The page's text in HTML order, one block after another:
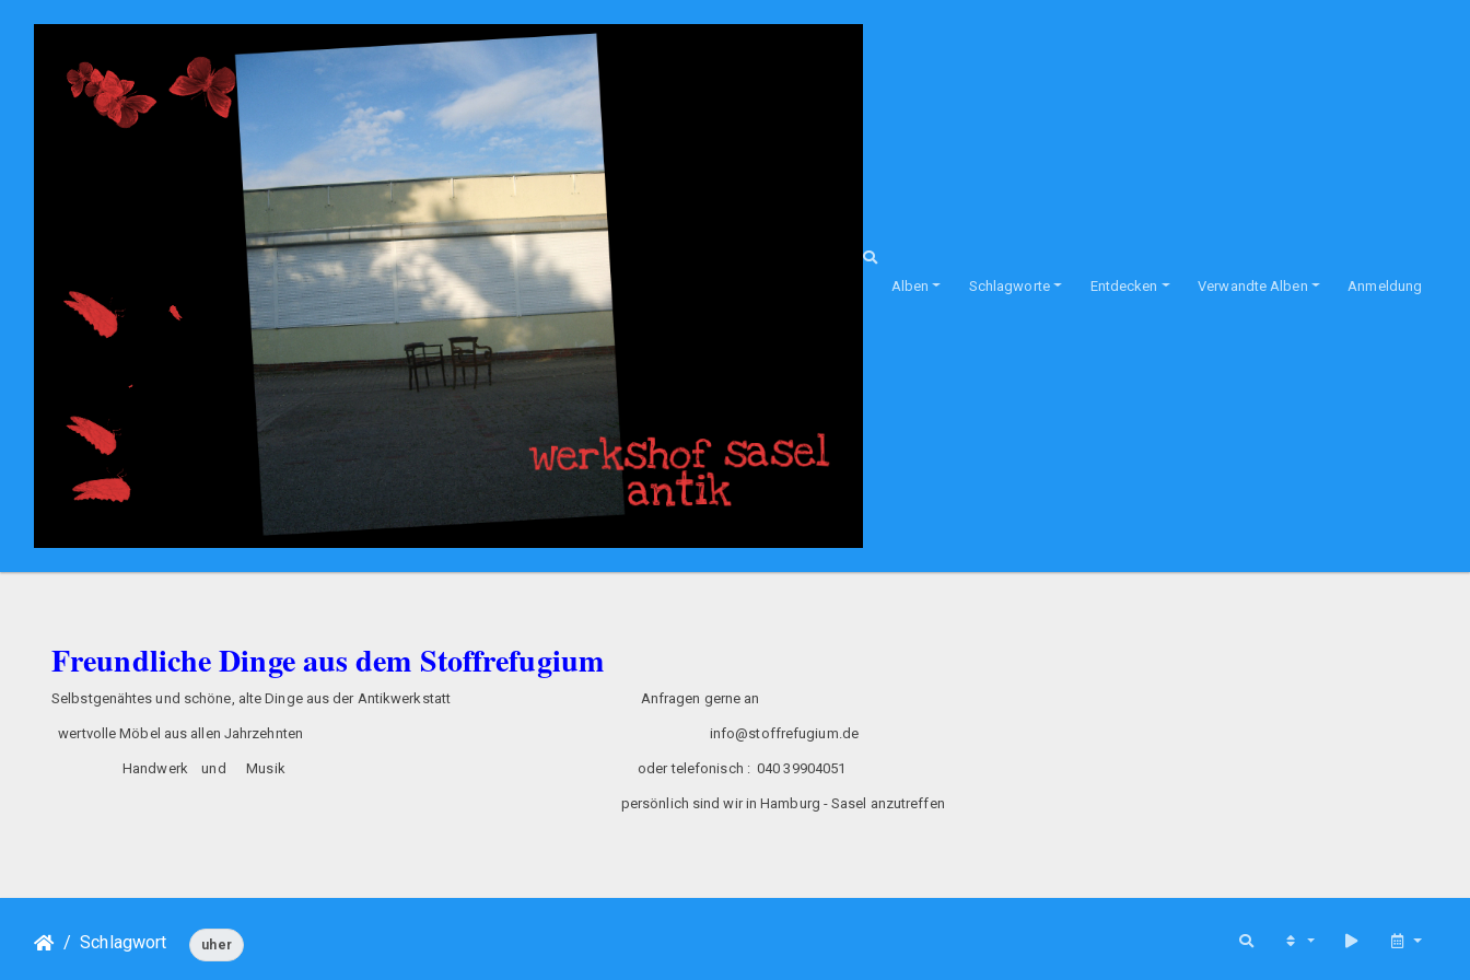
Alben Schlagworte Entdecken Verwandte Alben Anmeldung
Freundliche Dinge aus dem Stoffrefugium
Selbstgenähtes und schöne, alte Dinge aus der Antikwerkstatt Anfragen gerne an
wertvolle Möbel aus allen Jahrzehnten info@stoffrefugium.de
Handwerk und Musik oder telefonisch : 040 39904051
persönlich sind wir in Hamburg - Sasel anzutreffen
Schlagwort uher